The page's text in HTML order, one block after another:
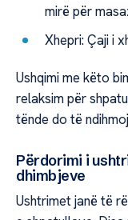
mirë për
Xhepri: Çaji i
Ushqimi me këto
relaksim për
tënde do të
Përdorimi i
dhimbjeve
Ushtrimet janë të